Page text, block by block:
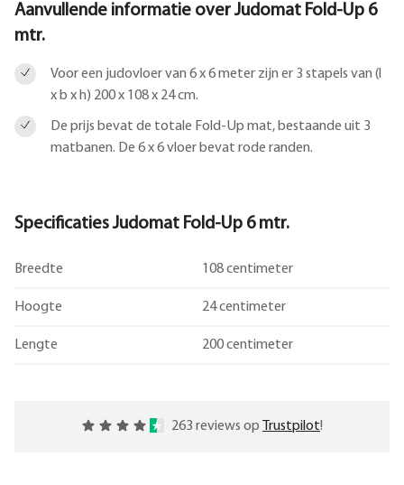
Aanvullende informatie overJudomat Fold-Up 6
mtr.
Voor een judovloer van 6 x 6 meter zijn er 3 stapels van (l
x b x h) 200 x 108 x 24 cm.
De prijs bevat de totale Fold-Up mat, bestaande uit 3
matbanen. De 6 x 6 vloer bevat rode randen.
Specificaties Judomat Fold-Up 6 mtr.
Breedte 108 centimeter
Hoogte 24 centimeter
Lengte 200 centimeter
263 reviews op Trustpilot!